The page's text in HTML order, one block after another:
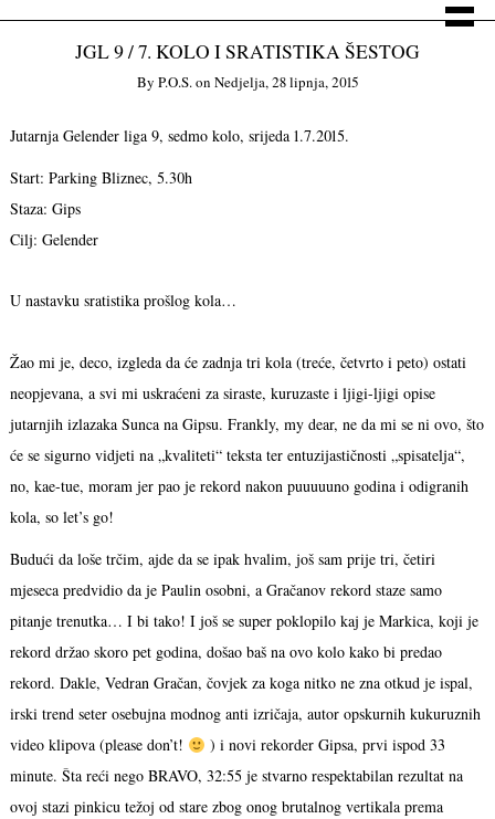
JGL 9 / 7. KOLO I SRATISTIKA ŠESTOG
By P.o.s.on Nedjelja, 28 lipnja, 2015
Jutarnja Gelender liga 9, sedmo kolo, srijeda 1.7.2015.
Start: Parking Bliznec, 5.30h
Staza: Gips
Cilj: Gelender
U nastavku sratistika prošlog kola…
Žao mi je, deco, izgleda da će zadnja tri kola (treće, četvrto i peto) ostati
neopjevana, a svi mi uskraćeni za siraste, kuruzaste i ljigi-ljigi opise
jutarnjih izlazaka Sunca na Gipsu. Frankly, my dear, ne da mi se ni ovo, što
će se sigurno vidjeti na „kvaliteti“ teksta ter entuzijastičnosti „spisatelja“,
no, kae-tue, moram jer pao je rekord nakon puuuuuno godina i odigranih
kola, so let’s go!
Budući da loše trčim, ajde da se ipak hvalim, još sam prije tri, četiri
mjeseca predvidio da je Paulin osobni, a Gračanov rekord staze samo
pitanje trenutka… I bi tako! I još se super poklopilo kaj je Markica, koji je
rekord držao skoro pet godina, došao baš na ovo kolo kako bi predao
rekord. Dakle, Vedran Gračan, čovjek za koga nitko ne zna otkud je ispal,
irski trend seter osebujna modnog anti izričaja, autor opskurnih kukuruznih
video klipova (please don’t!
) i novi rekorder Gipsa, prvi ispod 33
minute. Šta reći nego BRAVO, 32:55 je stvarno respektabilan rezultat na
ovoj stazi pinkicu težoj od stare zbog onog brutalnog vertikala prema